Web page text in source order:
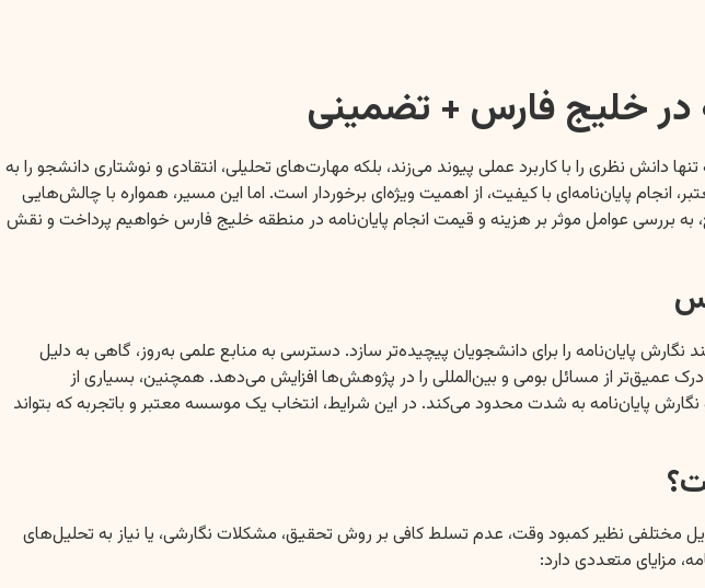
در خلیج فارس + تضمینی
نظری را با کاربرد عملی پیوند می‌زند، بلکه مهارت‌های تحلیلی، انتقادی و نوشتاری دانشجو را به
پایان‌نامه‌ای با کیفیت، از اهمیت ویژه‌ای برخوردار است. اما این مسیر، همواره با چالش‌هایی
عوامل موثر بر هزینه و قیمت انجام پایان‌نامه در منطقه خلیج فارس خواهیم پرداخت و نقش
پایان‌نامه را برای دانشجویان پیچیده‌تر سازد. دسترسی به منابع علمی به‌روز، گاهی به دلیل
عمیق‌تر از مسائل بومی و بین‌المللی را در پژوهش‌ها افزایش می‌دهد. همچنین، بسیاری از
پایان‌نامه به شدت محدود می‌کند. در این شرایط، انتخاب یک موسسه معتبر و باتجربه که بتواند
مختلفی نظیر کمبود وقت، عدم تسلط کافی بر روش تحقیق، مشکلات نگارشی، یا نیاز به تحلیل‌های
مزایای متعددی دارد: